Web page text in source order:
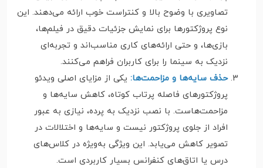
تصاویری با وضوح بالا و کنتراست خوب ارائه می‌دهند. این
نوع پروژکتورها برای نمایش جزئیات دقیق در فیلم‌ها،
بازی‌ها، و حتی ارائه‌های کاری مناسب‌اند و تجربه‌ای
نزدیک به سینما را برای کاربران فراهم می‌کنند.
حذف سایه‌ها و مزاحمت‌ها: یکی از مزایای اصلی ویدئو
پروژکتورهای فاصله پرتاب کوتاه، کاهش سایه‌ها و
مزاحمت‌هاست. با نصب نزدیک به پرده، نیازی به عبور
افراد از جلوی پروژکتور نیست و سایه‌ها و اختلالات در
تصویر کاهش می‌یابد. این ویژگی به‌ویژه در کلاس‌های
درس یا اتاق‌های کنفرانس بسیار کاربردی است.